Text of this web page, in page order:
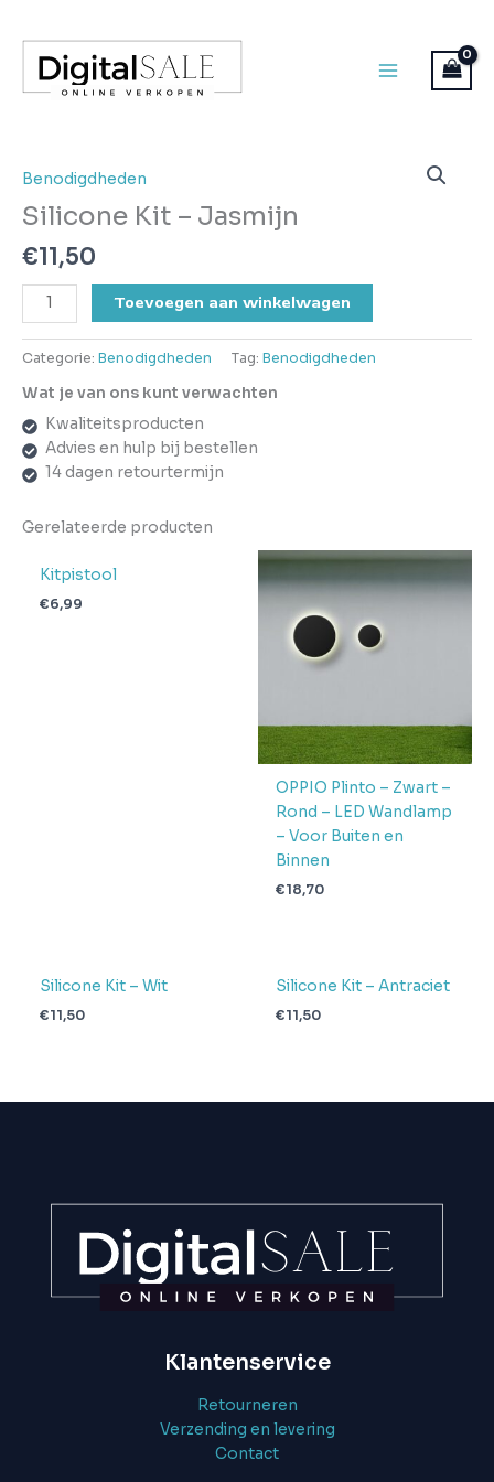
inhoud
Benodigdheden
Silicone Kit – Jasmijn
€11,50
Kit
Jasmijn
aantal
Toevoegen aan winkelwagen
Categorie: Benodigdheden Tag: Benodigdheden
Wat je van ons kunt verwachten
Kwaliteitsproducten
Advies en hulp bij bestellen
14 dagen retourtermijn
Gerelateerde producten
Kitpistool
€6,99
OPPIO Plinto – Zwart –
Rond – LED Wandlamp
– Voor Buiten en
Binnen
€18,70
Silicone Kit – Wit
€11,50
Silicone Kit – Antraciet
€11,50
Klantenservice
Retourneren
Verzending en levering
Contact